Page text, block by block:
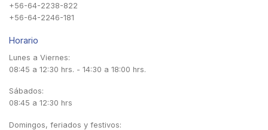
+56-64-2238-822
+56-64-2246-181
Horario
Lunes a Viernes:
08:45 a 12:30 hrs. - 14:30 a 18:00 hrs.
Sábados:
08:45 a 12:30 hrs
Domingos, feriados y festivos: